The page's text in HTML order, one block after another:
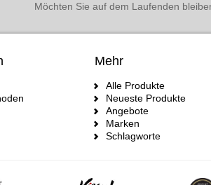
Möchten Sie auf dem Laufenden
Mehr
Alle Produkte
Neueste Produkte
Angebote
Marken
Schlagworte